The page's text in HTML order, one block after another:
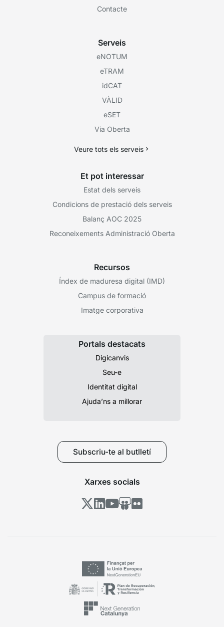
Contacte
Serveis
eNOTUM
eTRAM
idCAT
VÀLID
eSET
Via Oberta
Veure tots els serveis
Et pot interessar
Estat dels serveis
Condicions de prestació dels serveis
Balanç AOC 2025
Reconeixements Administració Oberta
Recursos
Índex de maduresa digital (IMD)
Campus de formació
Imatge corporativa
Portals destacats
Digicanvis
Seu-e
Identitat digital
Ajuda’ns a millorar
Subscriu-te al butlletí
Xarxes socials